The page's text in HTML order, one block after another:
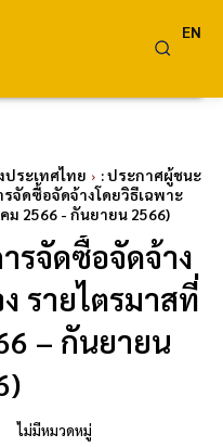
EN
ระเทศไทย
: ประกาศผู้ชนะ
จัดซื้อจัดจ้างโดยวิธีเฉพาะ
ม 2566 - กันยายน 2566)
รจัดซื้อจัดจ้าง
รายไตรมาสที่
– กันยายน
ไม่มีหมวดหมู่